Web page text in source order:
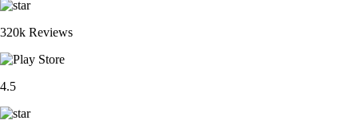
320k Reviews
4.5